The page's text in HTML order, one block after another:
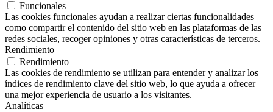
Funcionales
Las cookies funcionales ayudan a realizar ciertas funcionalidades
como compartir el contenido del sitio web en las plataformas de las
redes sociales, recoger opiniones y otras características de terceros.
Rendimiento
Rendimiento
Las cookies de rendimiento se utilizan para entender y analizar los
índices de rendimiento clave del sitio web, lo que ayuda a ofrecer
una mejor experiencia de usuario a los visitantes.
Analíticas